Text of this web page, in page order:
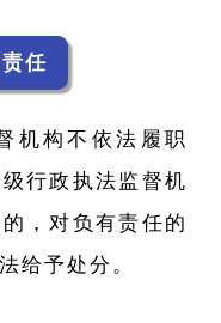
任
机构不依法履职
行政执法监督机
，对负有责任的
给予处分。